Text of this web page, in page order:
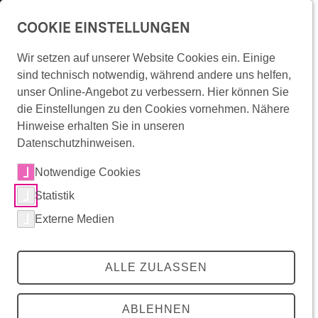
Überspringe Artikel Einleitung
RadMelder startet auf der
Landesgartenschau
03. Juli 2026 – Wege verbessern, Mängel
melden, Mobilität erleben: Auf der
Landesgartenschau in Ellwangen zeigt das
Landesverkehrsministerium, wie Mobilität
von morgen funktioniert. Staatssekretär
Raimund Haser MdL stellt den neuen
RadMELDER vor und schaltet ihn live.
Wonach suchst Du?
lens
Mitradeln
RadKULTUR-Angebote
Die Initiative
zurück
Mitradeln
RadROUTENPLANER
zurück
RadKULTUR-Angebote
RadKULTUR für AGFK-Kommunen
Buchungsplattform
zurück
Die Initiative
COOKIE EINSTELLUNGEN
Wir setzen auf unserer Website Cookies ein. Einige
sind technisch notwendig, während andere uns helfen,
unser Online-Angebot zu verbessern. Hier können Sie
die Einstellungen zu den Cookies vornehmen. Nähere
Hinweise erhalten Sie in unseren
Datenschutzhinweisen.
Notwendige Cookies
Statistik
Externe Medien
ALLE ZULASSEN
ABLEHNEN